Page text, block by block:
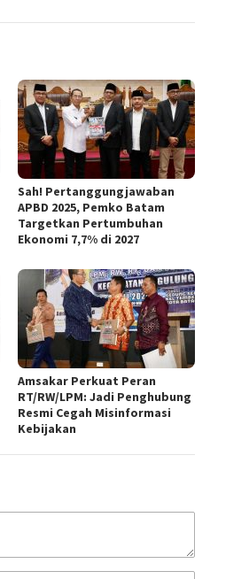
Sah! Pertanggungjawaban
APBD 2025, Pemko Batam
Targetkan Pertumbuhan
Ekonomi 7,7% di 2027
Amsakar Perkuat Peran
RT/RW/LPM: Jadi Penghubung
Resmi Cegah Misinformasi
Kebijakan